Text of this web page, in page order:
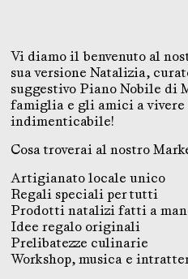
Vi diamo il benvenuto al
sua versione Natalizia,
suggestivo Piano Nobile di
famiglia e gli amici a vivere
indimenticabile!
Cosa troverai al nostro
Artigianato locale unico
Regali speciali per tutti
Prodotti natalizi fatti a
Idee regalo originali
Prelibatezze culinarie
Workshop, musica e